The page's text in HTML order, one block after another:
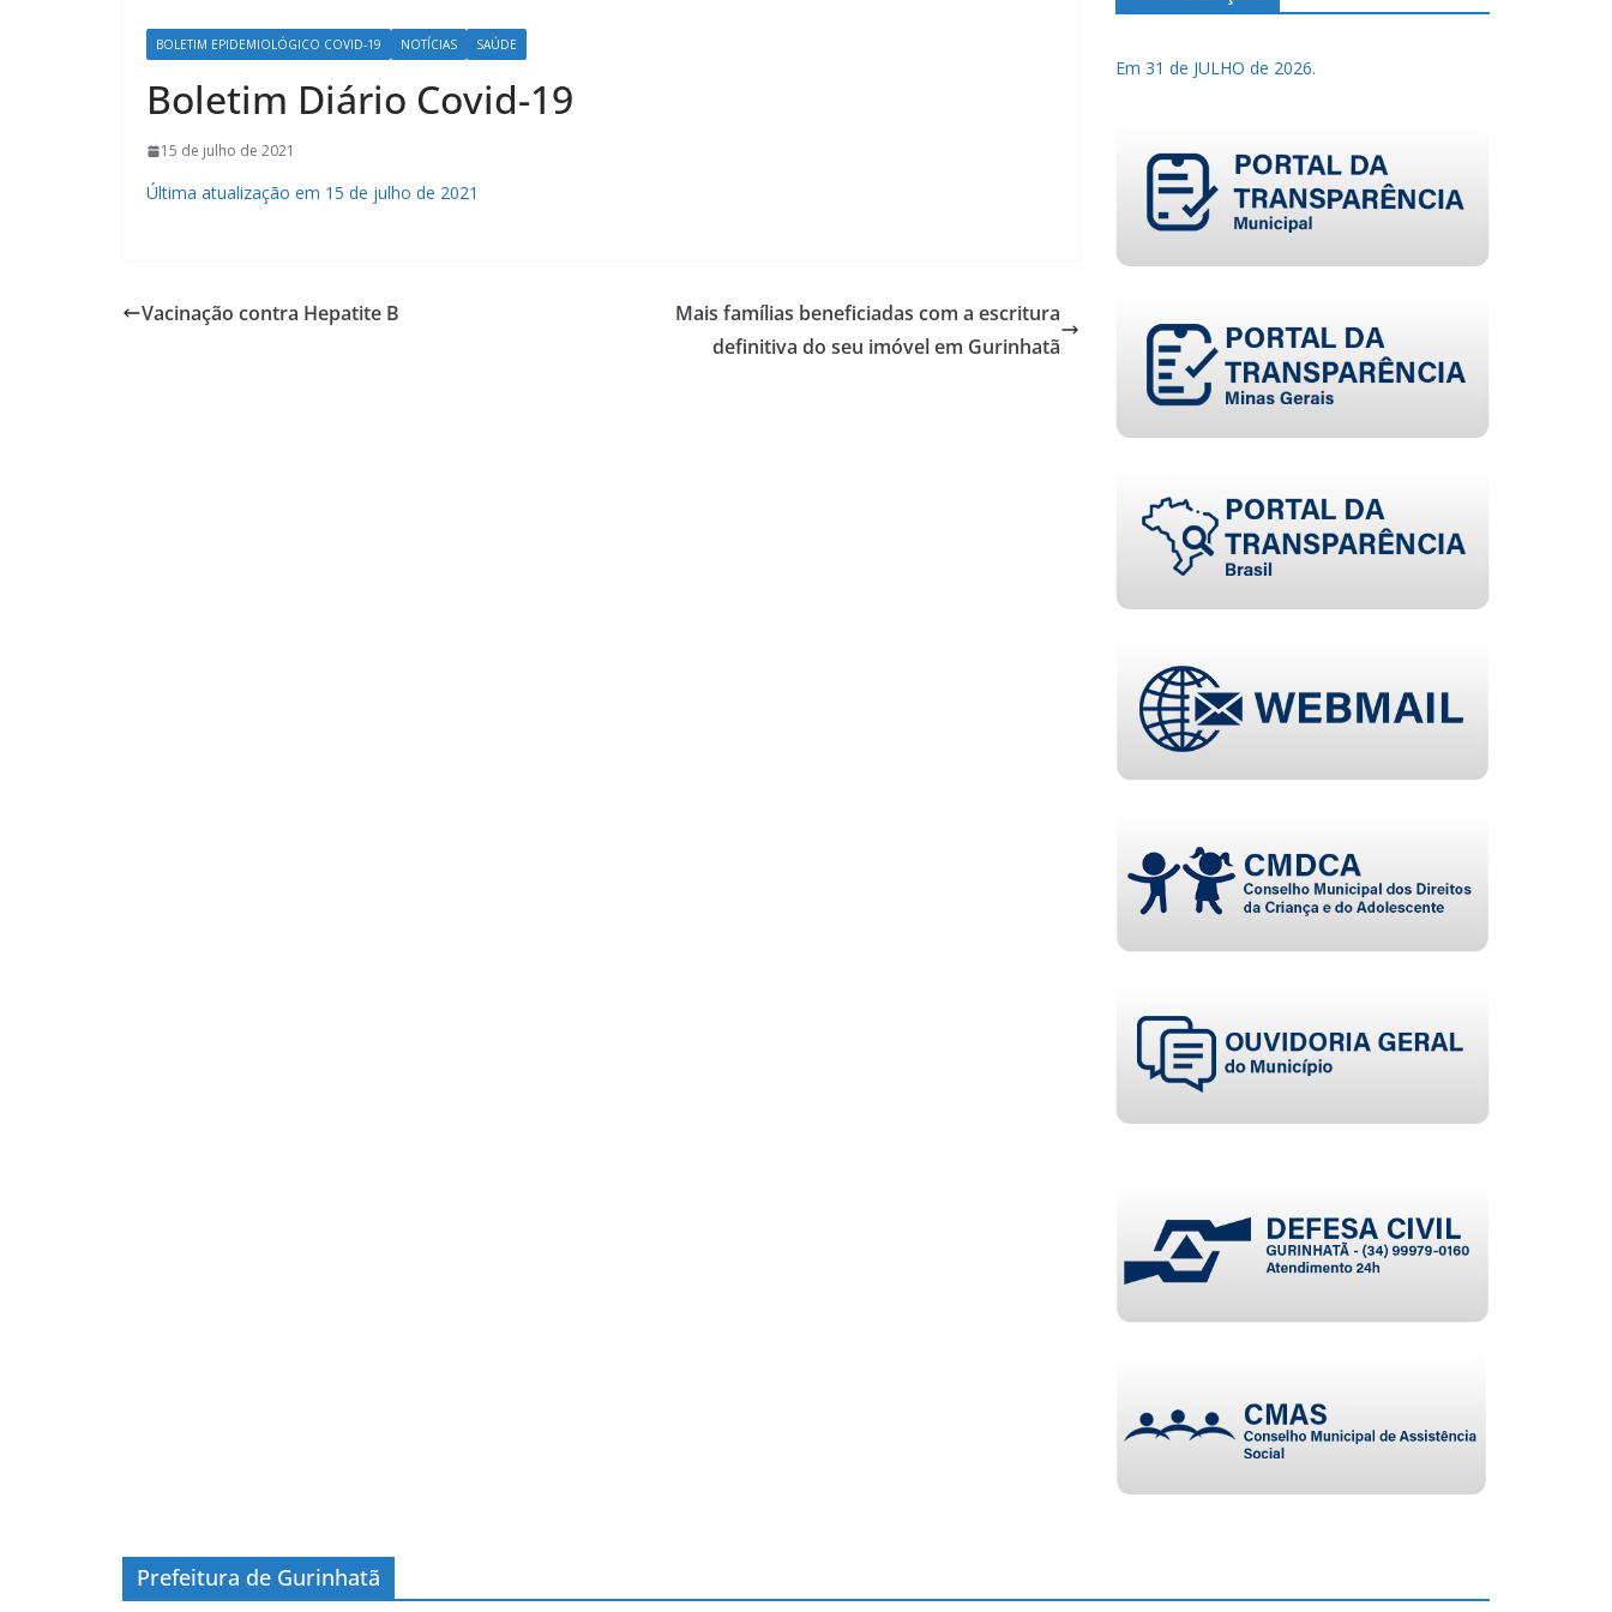
BOLETIM EPIDEMIOLÓGICO COVID-19 NOTÍCIAS SAÚDE
Boletim Diário Covid-19
15 de julho de 2021
Última atualização em 15 de julho de 2021
Vacinação contra Hepatite B
Mais famílias beneficiadas com a escritura
definitiva do seu imóvel em Gurinhatã
Em 31 de JULHO de 2026.
Prefeitura de Gurinhatã